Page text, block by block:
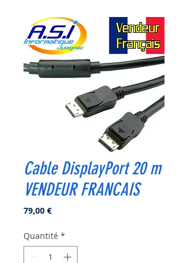
Cable DisplayPort 20 m
VENDEUR FRANCAIS
79,00 €Prix
Quantité *